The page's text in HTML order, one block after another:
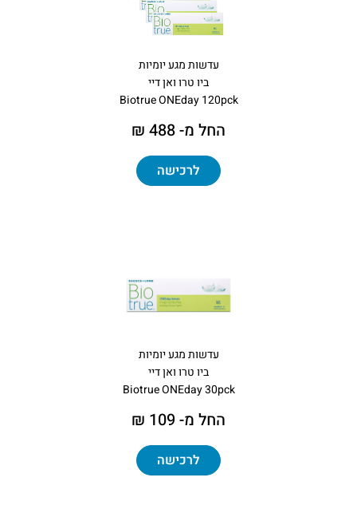
עדשות מגע יומיות
ביו טרו ואן דיי
Biotrue ONEday 120pck
החל מ- 488 ₪
לרכישה
עדשות מגע יומיות
ביו טרו ואן דיי
Biotrue ONEday 30pck
החל מ- 109 ₪
לרכישה